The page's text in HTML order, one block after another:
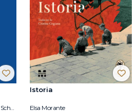
Istoria
Elsa Morante